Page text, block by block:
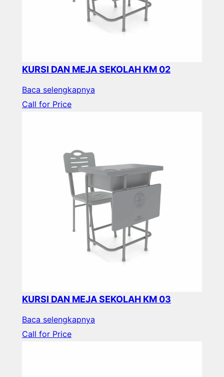
KURSI DAN MEJA SEKOLAH KM 02
Baca selengkapnya
Call for Price
KURSI DAN MEJA SEKOLAH KM 03
Baca selengkapnya
Call for Price